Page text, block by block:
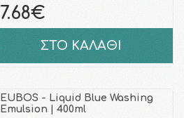
7.68€
ΣΤΟ ΚΑΛΑΘΙ
EUBOS - Liquid Blue Washing
Emulsion | 400ml